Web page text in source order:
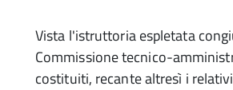
Vista l'istruttoria espletata
Commissione tecnico-
costituiti, recante altresì i